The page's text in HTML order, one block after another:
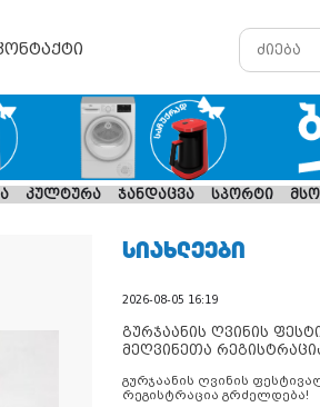
კულტურა ჯანდაცვა სპორტი
ᲡᲘᲐᲮᲚᲔᲔᲑᲘ
2026-08-05 16:19
გურჯაანის ღვინის
მეღვინეთა
გურჯაანის ღვინის
რეგისტრაცია გრძელდება!